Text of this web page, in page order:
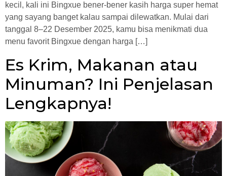
kecil, kali ini Bingxue bener-bener kasih harga super hemat
yang sayang banget kalau sampai dilewatkan. Mulai dari
tanggal 8–22 Desember 2025, kamu bisa menikmati dua
menu favorit Bingxue dengan harga […]
Es Krim, Makanan atau
Minuman? Ini Penjelasan
Lengkapnya!